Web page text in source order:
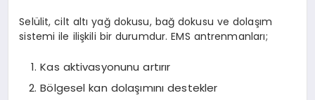
Selülit, cilt altı yağ dokusu, bağ dokusu ve dolaşım
sistemi ile ilişkili bir durumdur. EMS antrenmanları;
Kas aktivasyonunu artırır
Bölgesel kan dolaşımını destekler